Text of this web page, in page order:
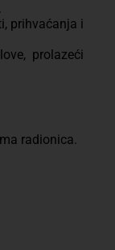
prihvaćanja i
prolazeći
radionica.